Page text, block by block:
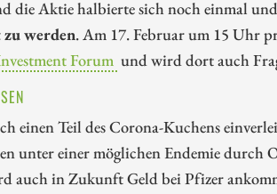
die Aktie halbierte sich noch einmal
werden. Am 17. Februar um 15 Uhr
Forum und wird dort auch
einen Teil des Corona-Kuchens
unter einer möglichen Endemie durch
auch in Zukunft Geld bei Pfizer